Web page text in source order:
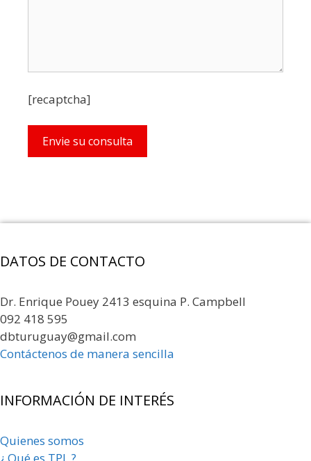
[recaptcha]
DATOS DE CONTACTO
Dr. Enrique Pouey 2413 esquina P. Campbell
092 418 595
dbturuguay@gmail.com
Contáctenos de manera sencilla
INFORMACIÓN DE INTERÉS
Quienes somos